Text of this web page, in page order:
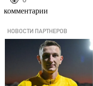
комментарии